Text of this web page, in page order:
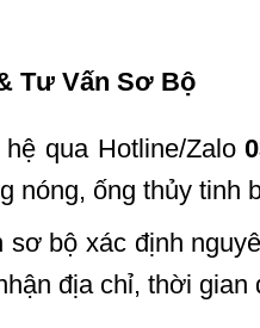
Tư Vấn Sơ Bộ
hệ qua Hotline/Zalo
nóng, ống thủy tinh
bộ xác định
địa chỉ, thời gian